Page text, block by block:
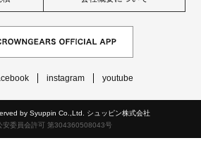
instagram youtube
by Syuppin Co.,Ltd. シュッピン株式会社
安委員会許可 第304360508043号